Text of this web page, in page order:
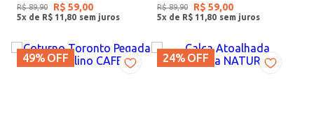
R$ 89,90 R$ 59,00
5x de R$ 11 80
R$ 89,90 R$ 59,00
5x de R$ 11 80
49% OFF 24% OFF